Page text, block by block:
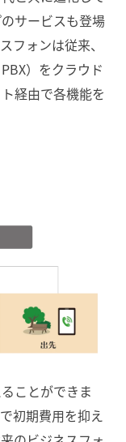
サービスも登場
フォンは従来、
）をクラウド
経由で各機能を
ことができま
初期費用を抑え